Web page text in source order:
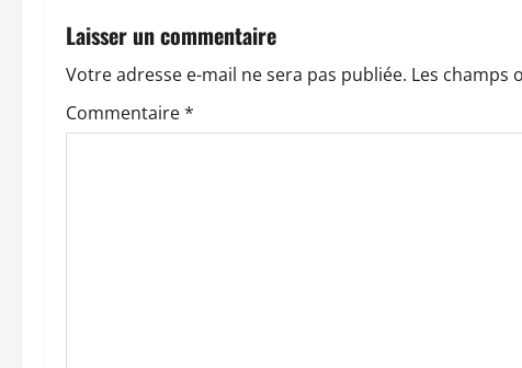
g
a
t
Laisser un commentaire
Votre adresse e-mail ne sera pas publiée. Les champs
Commentaire*